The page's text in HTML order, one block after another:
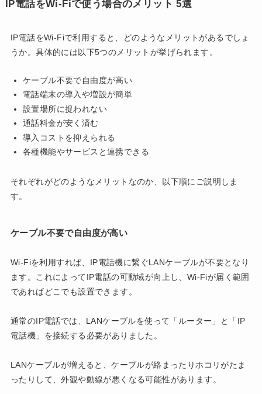
IP電話をWi-Fiで使う場合のメリット 5選
IP電話をWi-Fiで利用すると、どのようなメリットがあるでしょ
うか。具体的には以下5つのメリットが挙げられます。
ケーブル不要で自由度が高い
電話端末の導入や増設が簡単
設置場所に捉われない
通話料金が安く済む
導入コストを抑えられる
各種機能やサービスと連携できる
それぞれがどのようなメリットなのか、以下順にご説明しま
す。
ケーブル不要で自由度が高い
Wi-Fiを利用すれば、IP電話機に繋ぐLANケーブルが不要となり
ます。これによってIP電話の可動域が向上し、Wi-Fiが届く範囲
であればどこでも設置できます。
通常のIP電話では、LANケーブルを使って「ルーター」と「IP
電話機」を接続する必要がありました。
LANケーブルが増えると、ケーブルが絡まったりホコリがたま
ったりして、外観や動線が悪くなる可能性があります。